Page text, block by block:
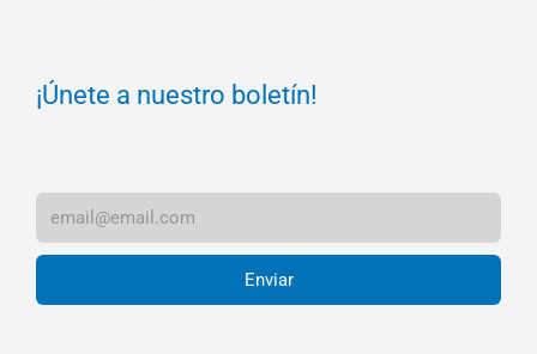
¡Únete a nuestro boletín!
Enviar